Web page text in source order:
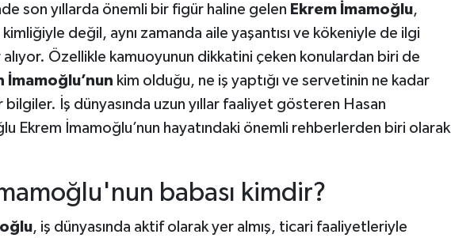
son yıllarda önemli bir figür haline gelen Ekrem İmamoğlu,
değil, aynı zamanda aile yaşantısı ve kökeniyle de ilgi
alıyor. Özellikle kamuoyunun dikkatini çeken konulardan biri de
İmamoğlu’nun kim olduğu, ne iş yaptığı ve servetinin ne kadar
İş dünyasında uzun yıllar faaliyet gösteren Hasan
Ekrem İmamoğlu’nun hayatındaki önemli rehberlerden biri olarak
babası kimdir?
, iş dünyasında aktif olarak yer almış, ticari faaliyetleriyle